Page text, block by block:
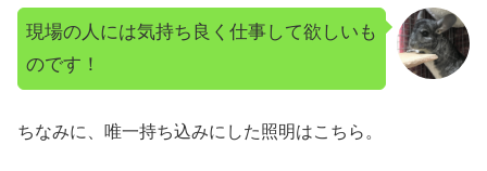
現場の人には気持ち良く仕事して欲しいも
のです！
ちなみに、唯一持ち込みにした照明はこちら。